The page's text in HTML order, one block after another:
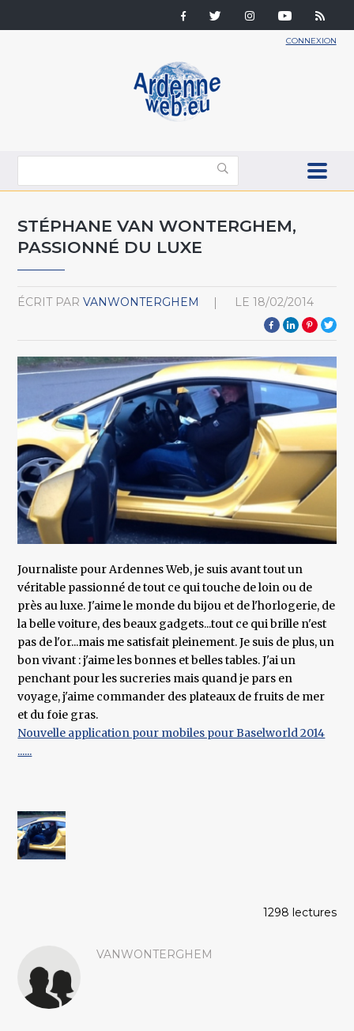
CONNEXION
STÉPHANE VAN WONTERGHEM,
PASSIONNÉ DU LUXE
ÉCRIT PAR VANWONTERGHEM LE 18/02/2014
Journaliste pour Ardennes Web, je suis avant tout un
véritable passionné de tout ce qui touche de loin ou de
près au luxe. J'aime le monde du bijou et de l'horlogerie, de
la belle voiture, des beaux gadgets...tout ce qui brille n'est
pas de l'or...mais me satisfait pleinement. Je suis de plus, un
bon vivant : j'aime les bonnes et belles tables. J'ai un
penchant pour les sucreries mais quand je pars en
voyage, j'aime commander des plateaux de fruits de mer
et du foie gras.
Nouvelle application pour mobiles pour Baselworld 2014
......
1298 lectures
VANWONTERGHEM